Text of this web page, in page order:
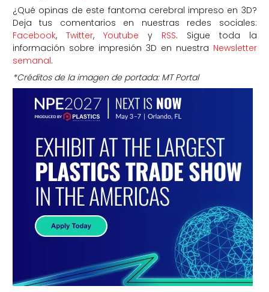
¿Qué opinas de este fantoma cerebral impreso en 3D?
Deja tus comentarios en nuestras redes sociales:
Facebook, Twitter, Youtube y RSS. Sigue toda la
información sobre impresión 3D en nuestra Newsletter
semanal.
*Créditos de la imagen de portada: MT Portal